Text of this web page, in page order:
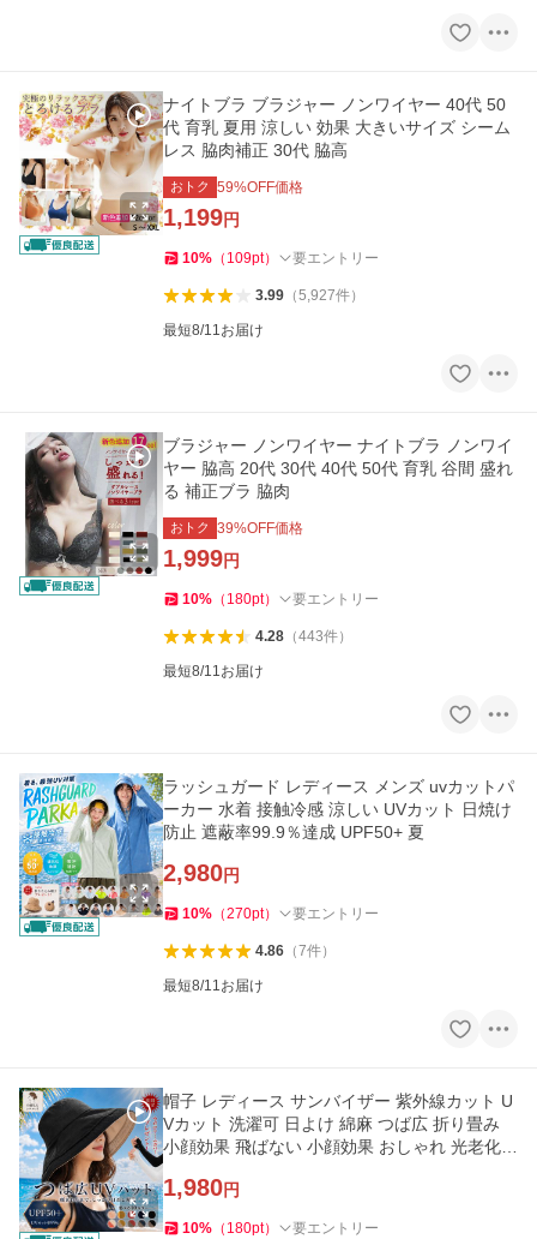
ナイトブラ ブラジャー ノンワイヤー 40代 50
代 育乳 夏用 涼しい 効果 大きいサイズ シーム
レス 脇肉補正 30代 脇高
おトク 59%OFF価格
1,199円
10% （ 109pt） 要エントリー
3.99（5,927件）
最短8/11お届け
ブラジャー ノンワイヤー ナイトブラ ノンワイ
ヤー 脇高 20代 30代 40代 50代 育乳 谷間 盛れ
る 補正ブラ 脇肉
おトク 39%OFF価格
1,999円
10% （ 180pt） 要エントリー
4.28（443件）
最短8/11お届け
ラッシュガード レディース メンズ uvカットパ
ーカー 水着 接触冷感 涼しい UVカット 日焼け
防止 遮蔽率99.9％達成 UPF50+ 夏
2,980円
10% （270pt） 要エントリー
4.86（7件）
最短8/11お届け
帽子 レディース サンバイザー 紫外線カット U
Vカット 洗濯可 日よけ 綿麻 つば広 折り畳み
小顔効果 飛ばない 小顔効果 おしゃれ 光老化対
1,980円
10% （ 180pt） 要エントリー